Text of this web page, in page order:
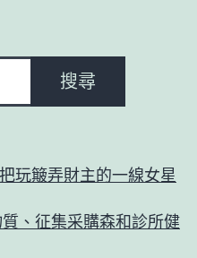
搜尋
玩簸弄財主的一線女星
、征集采購森和診所健